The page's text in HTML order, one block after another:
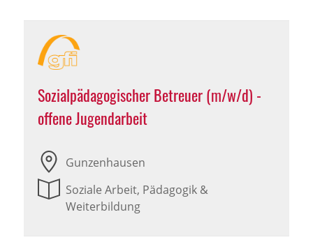
Sozialpädagogischer Betreuer (m/w/d) -
offene Jugendarbeit
Gunzenhausen
Soziale Arbeit, Pädagogik &
Weiterbildung